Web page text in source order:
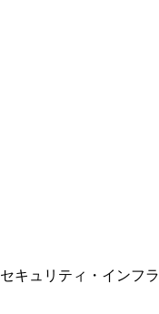
セキュリティ・インフラ